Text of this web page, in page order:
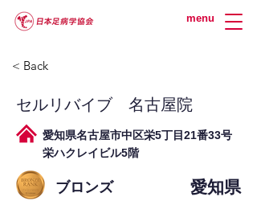
menu
< Back
セルリバイブ 名古屋院
愛知県名古屋市中区栄5丁目21番33号
栄ハクレイビル5階
ブロンズ 愛知県